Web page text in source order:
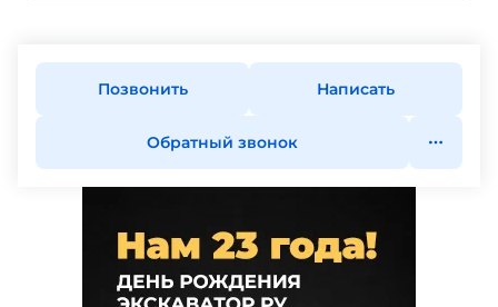
Позвонить Написать
Обратный звонок